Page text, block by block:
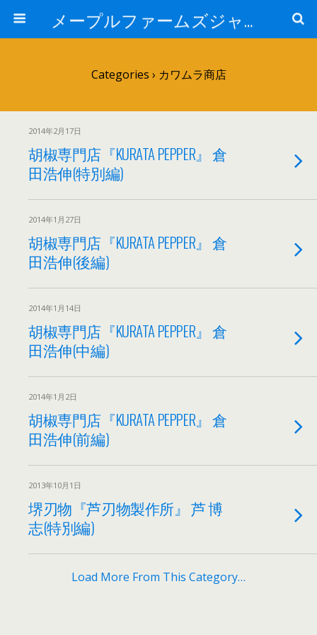
メープルファームズジャパン
Categories › カワムラ商店
2014年2月17日
胡椒専門店『KURATA PEPPER』 倉
田浩伸(特別編)
2014年1月27日
胡椒専門店『KURATA PEPPER』 倉
田浩伸(後編)
2014年1月14日
胡椒専門店『KURATA PEPPER』 倉
田浩伸(中編)
2014年1月2日
胡椒専門店『KURATA PEPPER』 倉
田浩伸(前編)
2013年10月1日
堺刃物『芦刃物製作所』 芦 博
志(特別編)
Load More From This Category…